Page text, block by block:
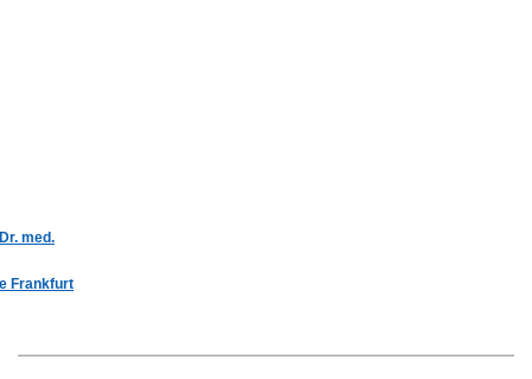
med.
Frankfurt